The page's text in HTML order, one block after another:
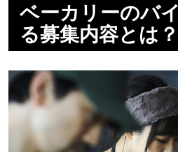
ベーカリーのバ
る募集内容とは？